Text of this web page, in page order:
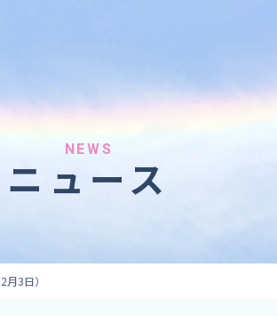
コンテンツ提供
その他の情報提供
NEWS
ニュース
3日）